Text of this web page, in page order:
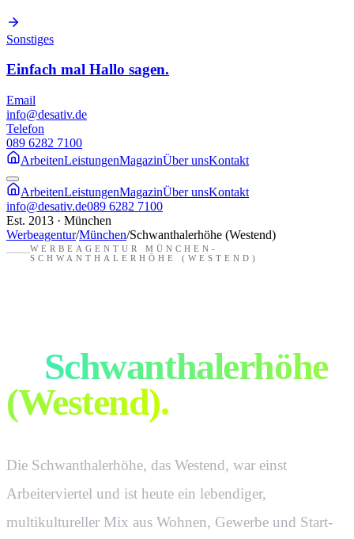
Sonstiges
Einfach mal Hallo sagen.
Email
info@desativ.de
Telefon
089 6282 7100
ArbeitenLeistungenMagazinÜber unsKontakt
ArbeitenLeistungenMagazinÜber unsKontakt
info@desativ.de089 6282 7100
Est. 2013 · München
Werbeagentur/München/Schwanthalerhöhe (Westend)
WERBEAGENTURMÜNCHEN-
SCHWANTHALERHÖHE (WESTEND)
Schwanthalerhöhe
(Westend).
Die Schwanthalerhöhe, das Westend, war einst
Arbeiterviertel und ist heute ein lebendiger,
multikultureller Mix aus Wohnen, Gewerbe und Start-